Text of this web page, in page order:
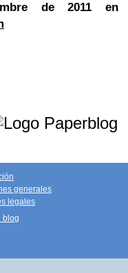
de 2011 en
generales
legales
blog